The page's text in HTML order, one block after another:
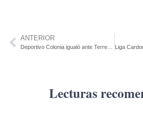
ANTERIOR
Lecturas